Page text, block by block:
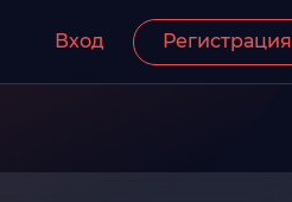
Регистрация
Вход